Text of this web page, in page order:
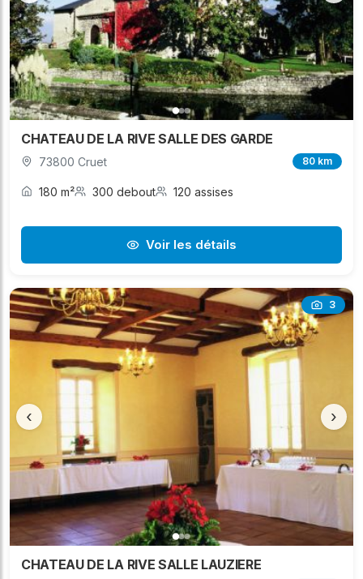
CHATEAU DE LA RIVE SALLE DES GARDE
73800 Cruet 80 km
180 m² 300 debout 120 assises
Voir les détails
3
‹ ›
CHATEAU DE LA RIVE SALLE LAUZIERE